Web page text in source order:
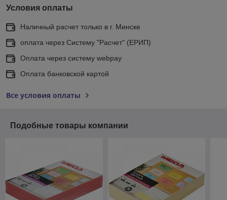
Условия оплаты
Наличный расчет только в г. Минске
оплата через Систему "Расчет" (ЕРИП)
Оплата через систему webpay
Оплата банковской картой
Все условия оплаты
Подобные товары компании